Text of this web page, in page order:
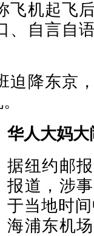
飞机起飞
、自言自
迫降东京
华人大妈大
据纽约邮
报道，涉
于当地时
海浦东机